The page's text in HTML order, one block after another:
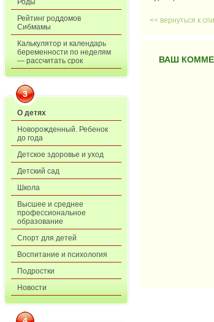
Роды
Рейтинг роддомов
Сибмамы
Калькулятор и календарь
беременности по неделям
— рассчитать срок
3
О детях
Новорожденный. Ребенок
до года
Детское здоровье и уход
Детский сад
Школа
Высшее и среднее
профессиональное
образование
Спорт для детей
Воспитание и психология
Подростки
Новости
<< вернуться к
ВАШ